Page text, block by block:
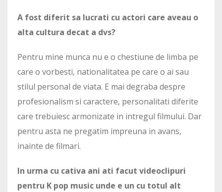
A fost diferit sa lucrati cu actori care aveau o
alta cultura decat a dvs?
Pentru mine munca nu e o chestiune de limba pe
care o vorbesti, nationalitatea pe care o ai sau
stilul personal de viata. E mai degraba despre
profesionalism si caractere, personalitati diferite
care trebuiesc armonizate in intregul filmului. Dar
pentru asta ne pregatim impreuna in avans,
inainte de filmari.
In urma cu cativa ani ati facut videoclipuri
pentru K pop music unde e un cu totul alt